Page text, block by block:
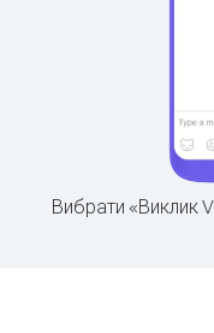
Вибрати «Виклик